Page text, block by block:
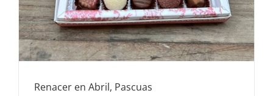
Renacer en Abril, Pascuas